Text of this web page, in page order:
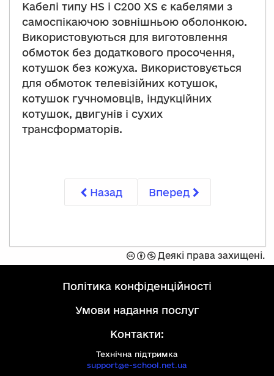
Кабелі типу HS і C200 XS є кабелями з
самоспікаючою зовнішньою оболонкою.
Використовуються для виготовлення
обмоток без додаткового просочення,
котушок без кожуха. Використовується
для обмоток телевізійних котушок,
котушок гучномовців, індукційних
котушок, двигунів і сухих
трансформаторів.
Назад Вперед
Захищено
ліцензією
Commons
умовах:
Спроможність
Не
комерційний
Деякі права захищені.
політика конфіденційності
умови надання послуг
Контакти:
Технічна підтримка
support@e-school.net.ua